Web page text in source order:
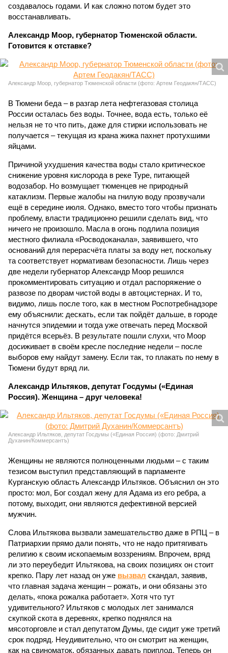
создавалось годами. И как сложно потом будет это
восстанавливать.
Александр Моор, губернатор Тюменской области.
Готовится к отставке?
Александр Моор, губернатор Тюменской области (фото: Артем Геодакян/ТАСС)
В Тюмени беда – в разгар лета нефтегазовая столица
России осталась без воды. Точнее, вода есть, только её
нельзя не то что пить, даже для стирки использовать не
получается – текущая из крана жижа пахнет протухшими
яйцами.
Причиной ухудшения качества воды стало критическое
снижение уровня кислорода в реке Туре, питающей
водозабор. Но возмущает тюменцев не природный
катаклизм. Первые жалобы на гнилую воду прозвучали
ещё в середине июля. Однако, вместо того чтобы признать
проблему, власти традиционно решили сделать вид, что
ничего не произошло. Масла в огонь подлила позиция
местного филиала «Росводоканала», заявившего, что
оснований для перерасчёта платы за воду нет, поскольку
та соответствует нормативам безопасности. Лишь через
две недели губернатор Александр Моор решился
прокомментировать ситуацию и отдал распоряжение о
развозе по дворам чистой воды в автоцистернах. И то,
видимо, лишь после того, как в местном Роспотребнадзоре
ему объяснили: дескать, если так пойдёт дальше, в городе
начнутся эпидемии и тогда уже отвечать перед Москвой
придётся всерьёз. В результате пошли слухи, что Моор
досиживает в своём кресле последние недели – после
выборов ему найдут замену. Если так, то плакать по нему в
Тюмени будут вряд ли.
Александр Ильтяков, депутат Госдумы («Единая
Россия). Женщина – друг человека!
Александр Ильтяков, депутат Госдумы («Единая Россия) (фото: Дмитрий
Духанин/Коммерсантъ)
Женщины не являются полноценными людьми – с таким
тезисом выступил представляющий в парламенте
Курганскую область Александр Ильтяков. Объяснил он это
просто: мол, Бог создал жену для Адама из его ребра, а
потому, выходит, они являются дефективной версией
мужчин.
Слова Ильтякова вызвали замешательство даже в РПЦ – в
Патриархии прямо дали понять, что не надо притягивать
религию к своим ископаемым воззрениям. Впрочем, вряд
ли это переубедит Ильтякова, на своих позициях он стоит
крепко. Пару лет назад он уже вызвал скандал, заявив,
что главная задача женщин – рожать, и они обязаны это
делать, «пока рожалка работает». Хотя что тут
удивительного? Ильтяков с молодых лет занимался
скупкой скота в деревнях, крепко поднялся на
мясоторговле и стал депутатом Думы, где сидит уже третий
срок подряд. Неудивительно, что он смотрит на женщин,
как на свиноматок, обязанных давать приплод. Теперь он